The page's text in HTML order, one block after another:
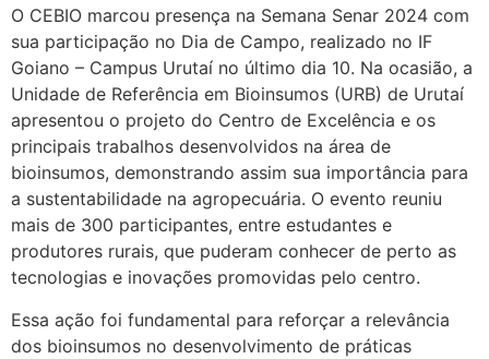
O CEBIO marcou presença na Semana Senar 2024 com
sua participação no Dia de Campo, realizado no IF
Goiano – Campus Urutaí no último dia 10. Na ocasião, a
Unidade de Referência em Bioinsumos (URB) de Urutaí
apresentou o projeto do Centro de Excelência e os
principais trabalhos desenvolvidos na área de
bioinsumos, demonstrando assim sua importância para
a sustentabilidade na agropecuária. O evento reuniu
mais de 300 participantes, entre estudantes e
produtores rurais, que puderam conhecer de perto as
tecnologias e inovações promovidas pelo centro.
Essa ação foi fundamental para reforçar a relevância
dos bioinsumos no desenvolvimento de práticas